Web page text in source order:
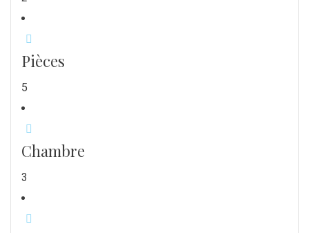
Pièces
5
Chambre
3